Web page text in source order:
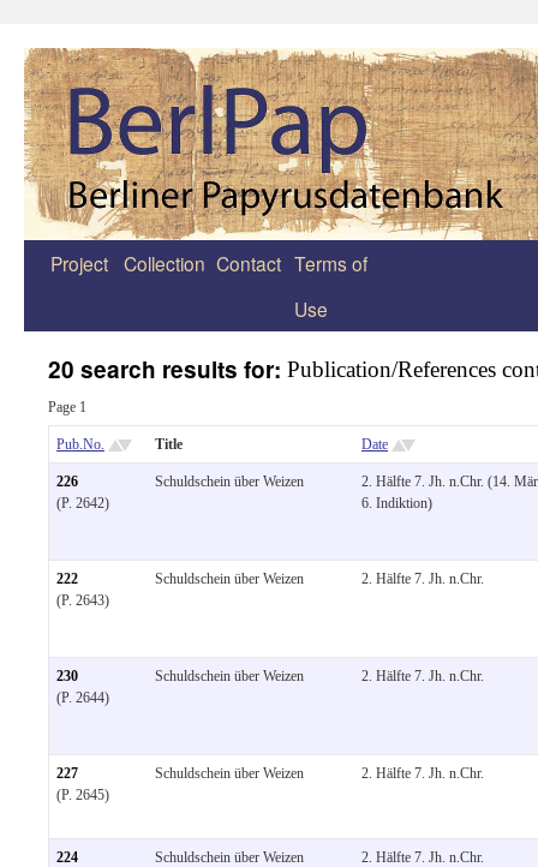
Zum
Project Collection Contact Terms of
Use
20 search results for: Publication/References
Page 1
Pub.No. Title Date
226
(P. 2642)
Schuldschein über Weizen
2. Hälfte 7. Jh. n.Chr. (14.
6. Indiktion)
222
(P. 2643)
Schuldschein über Weizen 2. Hälfte 7. Jh. n.Chr.
230
(P. 2644)
Schuldschein über Weizen 2. Hälfte 7. Jh. n.Chr.
227
(P. 2645)
Schuldschein über Weizen 2. Hälfte 7. Jh. n.Chr.
224
Schuldschein über Weizen 2. Hälfte 7. Jh. n.Chr.